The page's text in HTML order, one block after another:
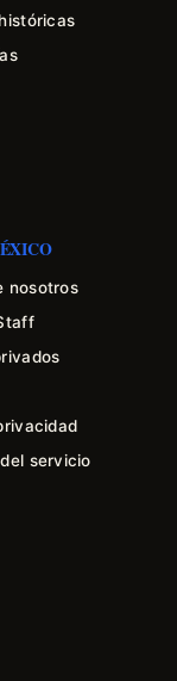
nosotros
servicio